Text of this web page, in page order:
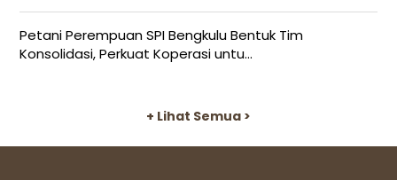
Petani Perempuan SPI Bengkulu Bentuk Tim
Konsolidasi, Perkuat Koperasi untu...
+ Lihat Semua >